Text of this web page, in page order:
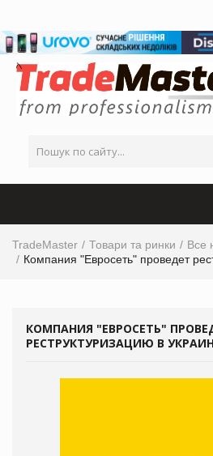
TradeMaster Товари та ринки
Все
Компания "Евросеть" проведет
КОМПАНИЯ "ЕВРОСЕТЬ"
РЕСТРУКТУРИЗАЦИЮ В